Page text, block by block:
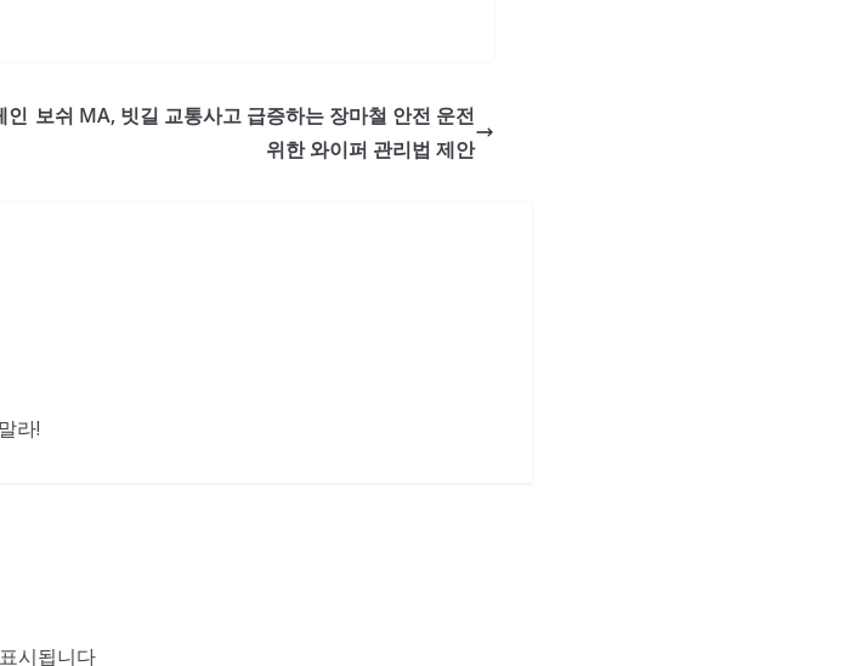
인 보쉬 MA, 빗길 교통사고 급증하는 장마철 안전 운전
위한 와이퍼 관리법 제안
라!
시됩니다